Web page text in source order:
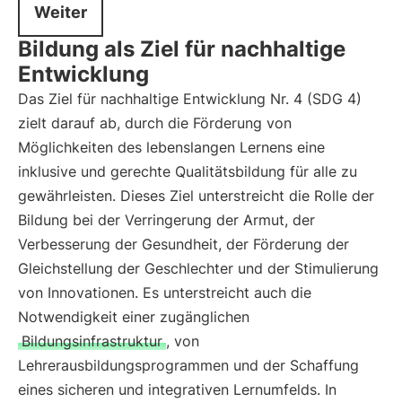
Weiter
Bildung als Ziel für nachhaltige
Entwicklung
Das Ziel für nachhaltige Entwicklung Nr. 4 (SDG 4)
zielt darauf ab, durch die Förderung von
Möglichkeiten des lebenslangen Lernens eine
inklusive und gerechte Qualitätsbildung für alle zu
gewährleisten. Dieses Ziel unterstreicht die Rolle der
Bildung bei der Verringerung der Armut, der
Verbesserung der Gesundheit, der Förderung der
Gleichstellung der Geschlechter und der Stimulierung
von Innovationen. Es unterstreicht auch die
Notwendigkeit einer zugänglichen
Bildungsinfrastruktur , von
Lehrerausbildungsprogrammen und der Schaffung
eines sicheren und integrativen Lernumfelds. In